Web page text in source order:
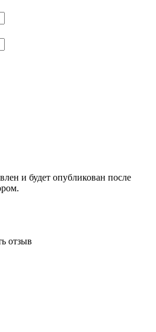
и будет опубликован после
отзыв